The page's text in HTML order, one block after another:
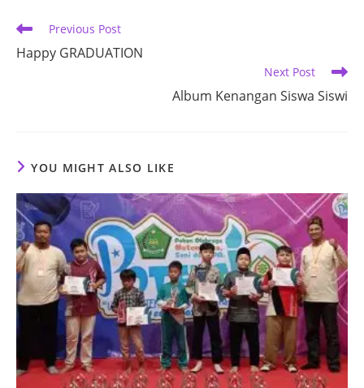
Read
articles
Previous Post
Happy GRADUATION
Next Post
Album Kenangan Siswa Siswi
YOU MIGHT ALSO LIKE